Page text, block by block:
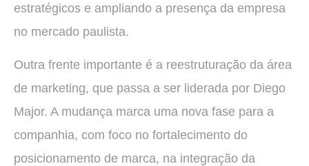
estratégicos e ampliando a presença da empresa
no mercado paulista.
Outra frente importante é a reestruturação da área
de marketing, que passa a ser liderada por Diego
Major. A mudança marca uma nova fase para a
companhia, com foco no fortalecimento do
posicionamento de marca, na integração da